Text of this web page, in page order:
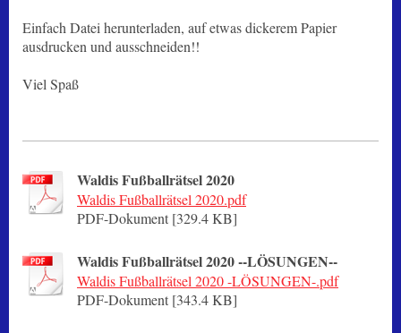
Einfach Datei herunterladen, auf etwas dickerem Papier
ausdrucken und ausschneiden!!
Viel Spaß
Waldis Fußballrätsel 2020
Waldis Fußballrätsel 2020.pdf
PDF-Dokument [329.4 KB]
Waldis Fußballrätsel 2020 --LÖSUNGEN--
Waldis Fußballrätsel 2020 -LÖSUNGEN-.pdf
PDF-Dokument [343.4 KB]